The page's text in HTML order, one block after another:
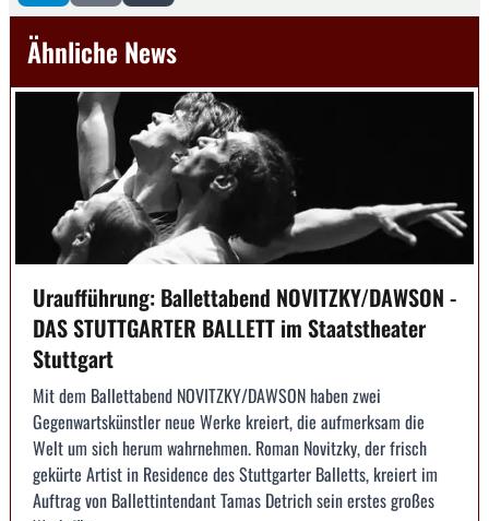
Ähnliche News
Uraufführung: Ballettabend NOVITZKY/DAWSON -
DAS STUTTGARTER BALLETT im Staatstheater
Stuttgart
Mit dem Ballettabend NOVITZKY/DAWSON haben zwei
Gegenwartskünstler neue Werke kreiert, die aufmerksam die
Welt um sich herum wahrnehmen. Roman Novitzky, der frisch
gekürte Artist in Residence des Stuttgarter Balletts, kreiert im
Auftrag von Ballettintendant Tamas Detrich sein erstes großes